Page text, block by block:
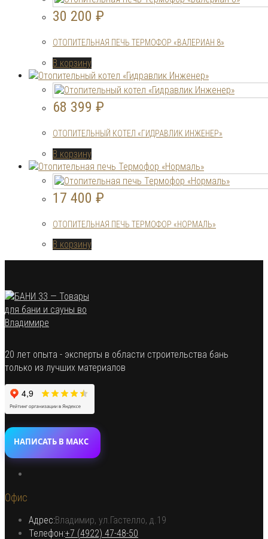
30 200 ₽
ОТОПИТЕЛЬНАЯ ПЕЧЬ ТЕРМОФОР «ВАЛЕРИАН 8»
В корзину
68 399 ₽
ОТОПИТЕЛЬНЫЙ КОТЕЛ «ГИДРАВЛИК ИНЖЕНЕР»
В корзину
17 400 ₽
ОТОПИТЕЛЬНАЯ ПЕЧЬ ТЕРМОФОР «НОРМАЛЬ»
В корзину
20 лет опыта - эксперты в области строительства бань
только из лучших материалов
НАПИСАТЬ В МАКС
Офис
Адрес:Владимир, ул.Гастелло, д.19
Телефон:+7 (4922) 47-48-50